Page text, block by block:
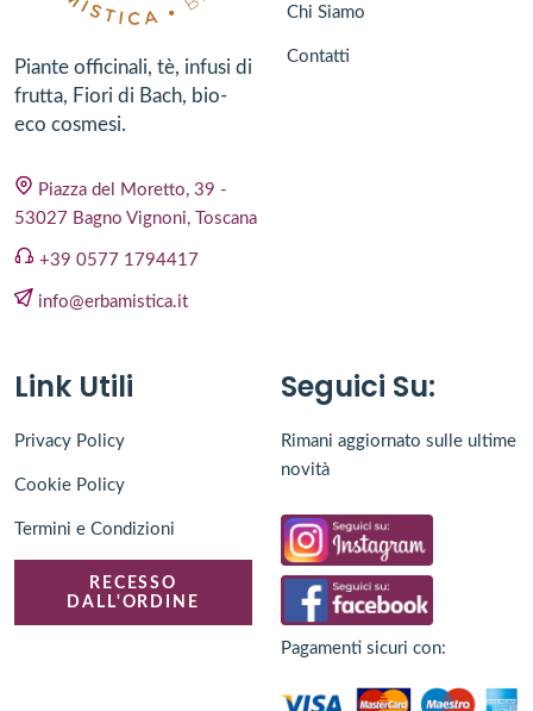
Piante officinali, tè, infusi di
frutta, Fiori di Bach, bio-
eco cosmesi.
Piazza del Moretto, 39 -
53027 Bagno Vignoni, Toscana
+39 0577 1794417
info@erbamistica.it
Chi Siamo
Contatti
Link Utili
Privacy Policy
Cookie Policy
Termini e Condizioni
RECESSO
DALL'ORDINE
Seguici Su:
Rimani aggiornato sulle ultime
novità
Pagamenti sicuri con: